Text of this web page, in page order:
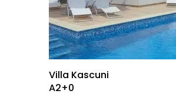
Villa Kascuni
A2+0